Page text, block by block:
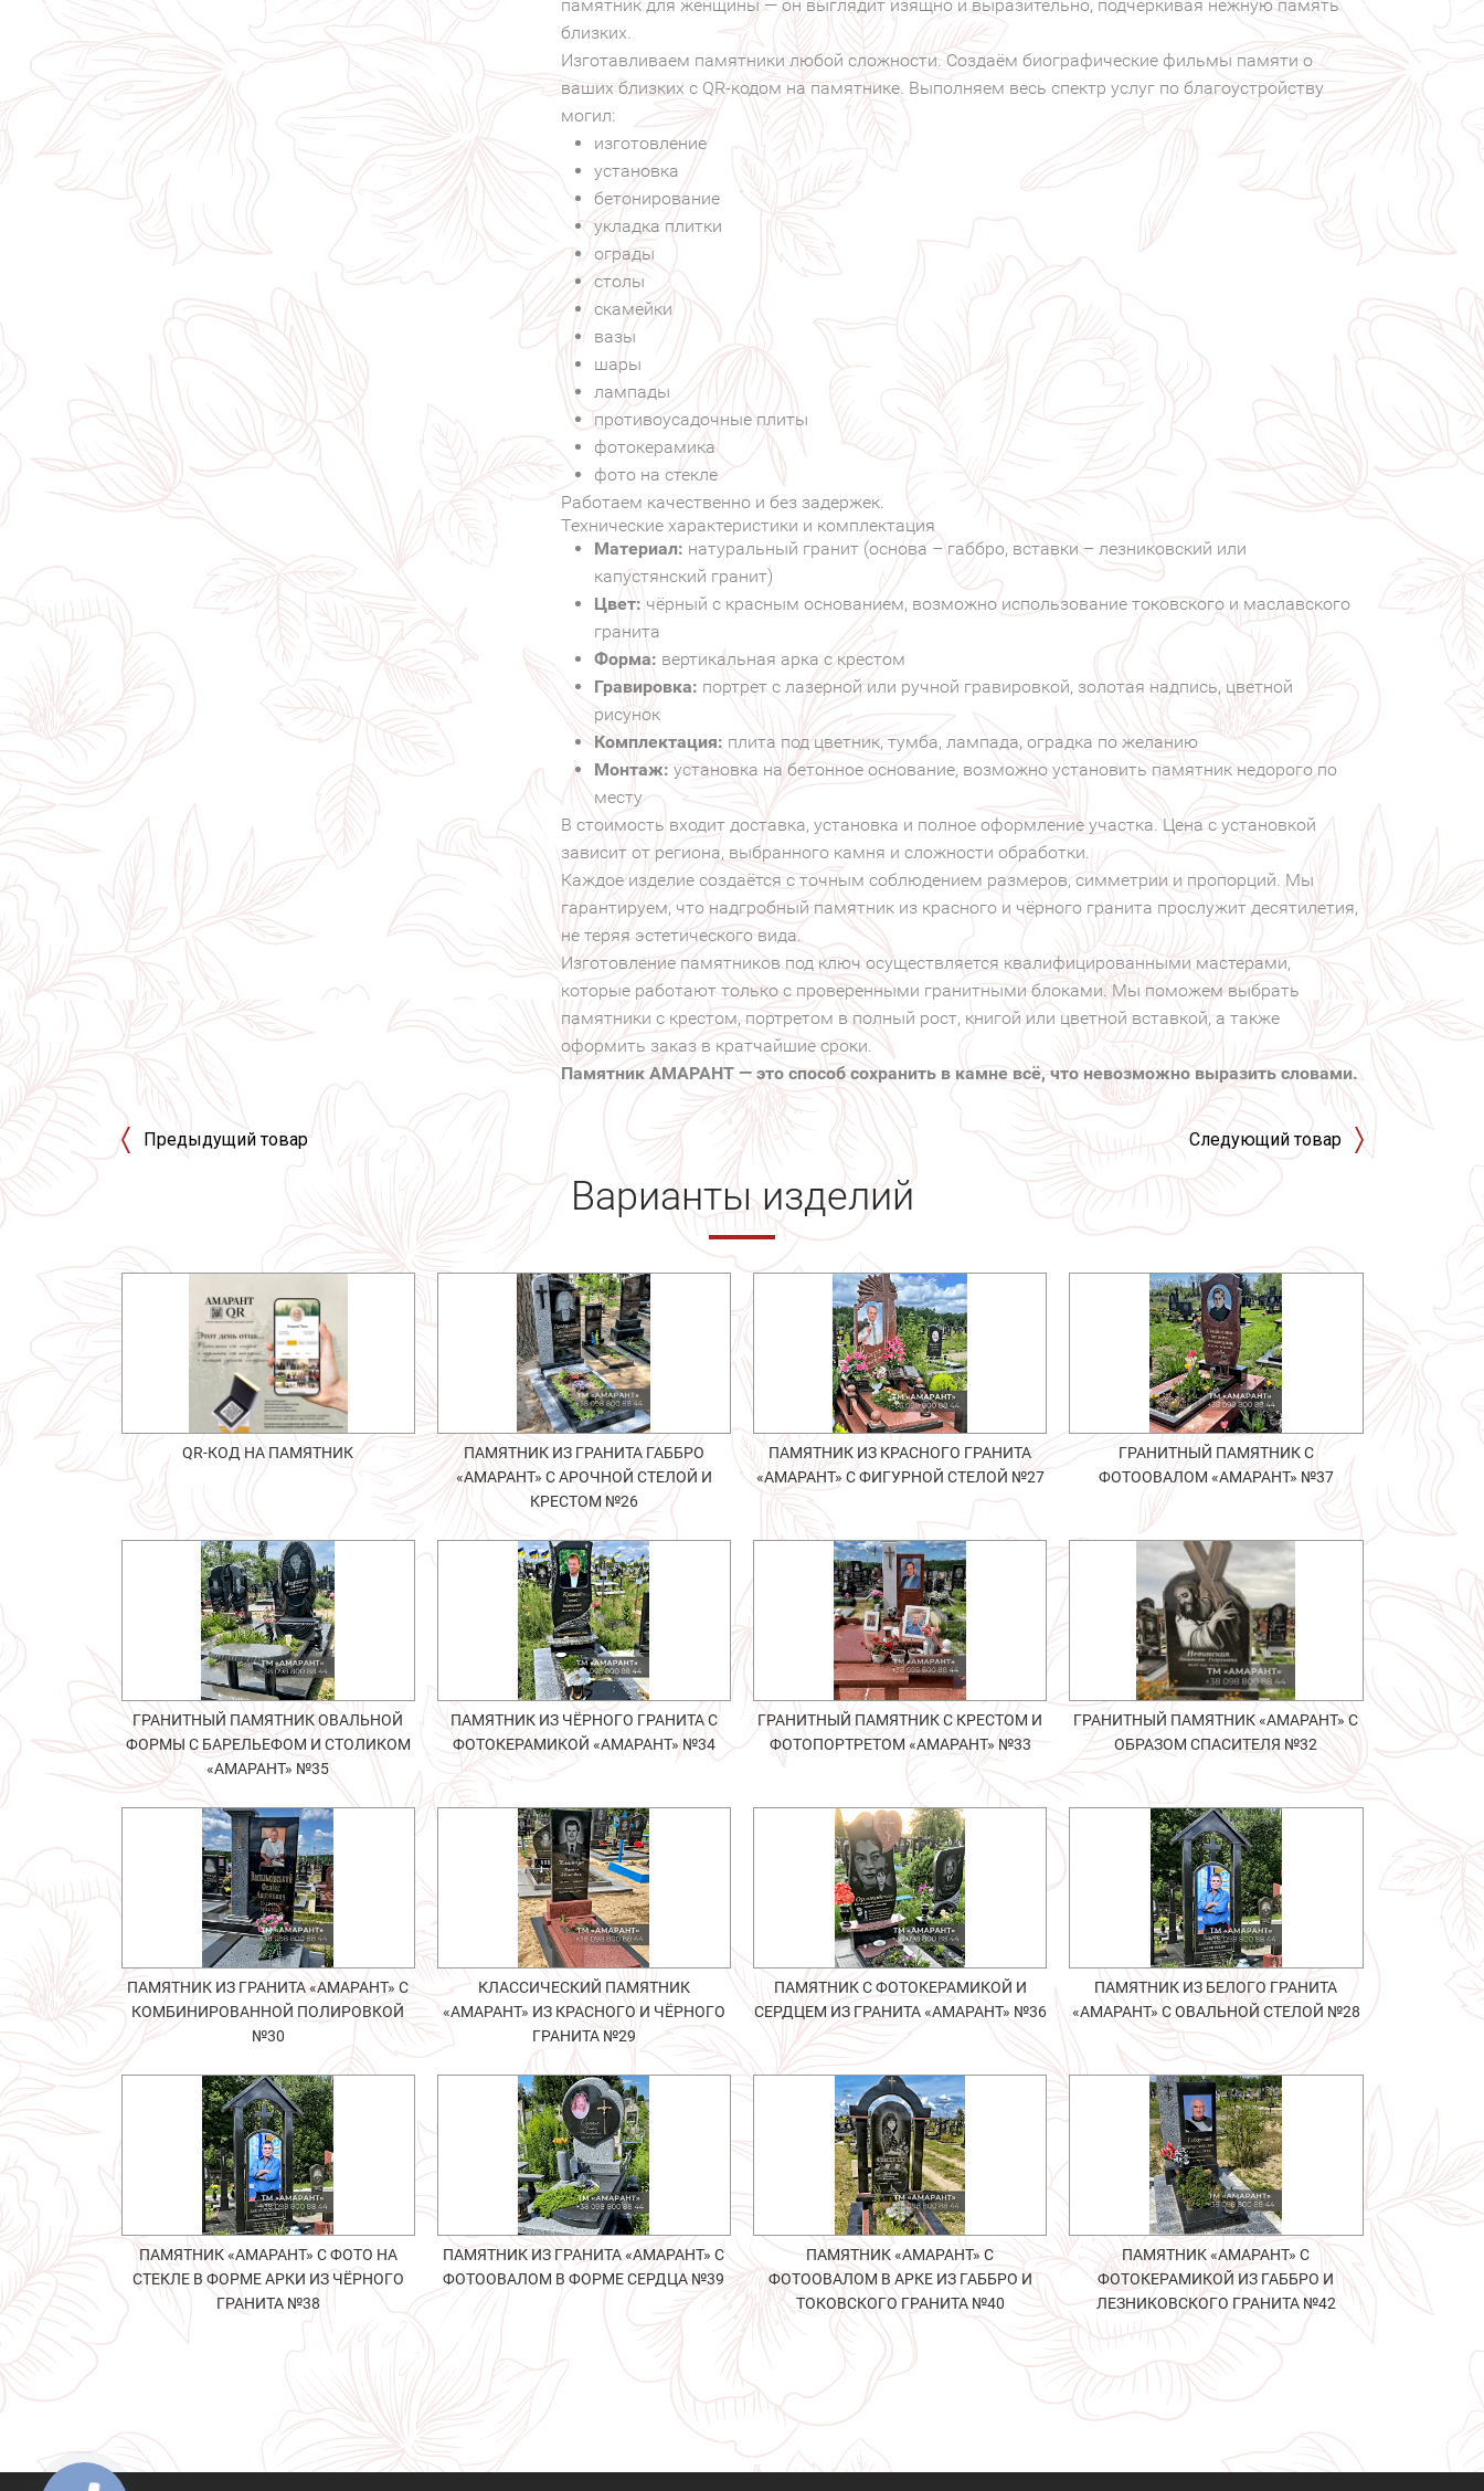
памятник для женщины — он выглядит изящно и выразительно, подчёркивая нежную память
близких.
Изготавливаем памятники любой сложности. Создаём биографические фильмы памяти о
ваших близких с QR-кодом на памятнике. Выполняем весь спектр услуг по благоустройству
могил:
изготовление
установка
бетонирование
укладка плитки
ограды
столы
скамейки
вазы
шары
лампады
противоусадочные плиты
фотокерамика
фото на стекле
Работаем качественно и без задержек.
Технические характеристики и комплектация
Материал: натуральный гранит (основа – габбро, вставки – лезниковский или
капустянский гранит)
Цвет: чёрный с красным основанием, возможно использование токовского и маславского
гранита
Форма: вертикальная арка с крестом
Гравировка: портрет с лазерной или ручной гравировкой, золотая надпись, цветной
рисунок
Комплектация: плита под цветник, тумба, лампада, оградка по желанию
Монтаж: установка на бетонное основание, возможно установить памятник недорого по
месту
В стоимость входит доставка, установка и полное оформление участка. Цена с установкой
зависит от региона, выбранного камня и сложности обработки.
Каждое изделие создаётся с точным соблюдением размеров, симметрии и пропорций. Мы
гарантируем, что надгробный памятник из красного и чёрного гранита прослужит десятилетия,
не теряя эстетического вида.
Изготовление памятников под ключ осуществляется квалифицированными мастерами,
которые работают только с проверенными гранитными блоками. Мы поможем выбрать
памятники с крестом, портретом в полный рост, книгой или цветной вставкой, а также
оформить заказ в кратчайшие сроки.
Памятник АМАРАНТ — это способ сохранить в камне всё, что невозможно выразить словами.
Предыдущий товар Следующий товар
Варианты изделий
QR-КОД НА ПАМЯТНИК
ПАМЯТНИК ИЗ ГРАНИТА ГАББРО
«АМАРАНТ» С АРОЧНОЙ СТЕЛОЙ И
КРЕСТОМ №26
ПАМЯТНИК ИЗ КРАСНОГО ГРАНИТА
«АМАРАНТ» С ФИГУРНОЙ СТЕЛОЙ №27
ГРАНИТНЫЙ ПАМЯТНИК С
ФОТООВАЛОМ «АМАРАНТ» №37
ГРАНИТНЫЙ ПАМЯТНИК ОВАЛЬНОЙ
ФОРМЫ С БАРЕЛЬЕФОМ И СТОЛИКОМ
«АМАРАНТ» №35
ПАМЯТНИК ИЗ ЧЁРНОГО ГРАНИТА С
ФОТОКЕРАМИКОЙ «АМАРАНТ» №34
ГРАНИТНЫЙ ПАМЯТНИК С КРЕСТОМ И
ФОТОПОРТРЕТОМ «АМАРАНТ» №33
ГРАНИТНЫЙ ПАМЯТНИК «АМАРАНТ» С
ОБРАЗОМ СПАСИТЕЛЯ №32
ПАМЯТНИК ИЗ ГРАНИТА «АМАРАНТ» С
КОМБИНИРОВАННОЙ ПОЛИРОВКОЙ
№30
КЛАССИЧЕСКИЙ ПАМЯТНИК
«АМАРАНТ» ИЗ КРАСНОГО И ЧЁРНОГО
ГРАНИТА №29
ПАМЯТНИК С ФОТОКЕРАМИКОЙ И
СЕРДЦЕМ ИЗ ГРАНИТА «АМАРАНТ» №36
ПАМЯТНИК ИЗ БЕЛОГО ГРАНИТА
«АМАРАНТ» С ОВАЛЬНОЙ СТЕЛОЙ №28
ПАМЯТНИК «АМАРАНТ» С ФОТО НА
СТЕКЛЕ В ФОРМЕ АРКИ ИЗ ЧЁРНОГО
ГРАНИТА №38
ПАМЯТНИК ИЗ ГРАНИТА «АМАРАНТ» С
ФОТООВАЛОМ В ФОРМЕ СЕРДЦА №39
ПАМЯТНИК «АМАРАНТ» С
ФОТООВАЛОМ В АРКЕ ИЗ ГАББРО И
ТОКОВСКОГО ГРАНИТА №40
ПАМЯТНИК «АМАРАНТ» С
ФОТОКЕРАМИКОЙ ИЗ ГАББРО И
ЛЕЗНИКОВСКОГО ГРАНИТА №42